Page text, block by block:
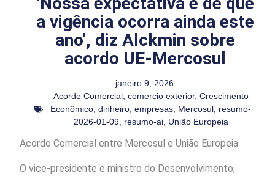
a vigência ocorra ainda este
ano’, diz Alckmin sobre
acordo UE-Mercosul
janeiro 9, 2026
Acordo Comercial, comercio exterior, Crescimento
Econômico, dinheiro, empresas, Mercosul, resumo-
2026-01-09, resumo-ai, União Europeia
Acordo Comercial entre Mercosul e União Europeia
O vice-presidente e ministro do Desenvolvimento,